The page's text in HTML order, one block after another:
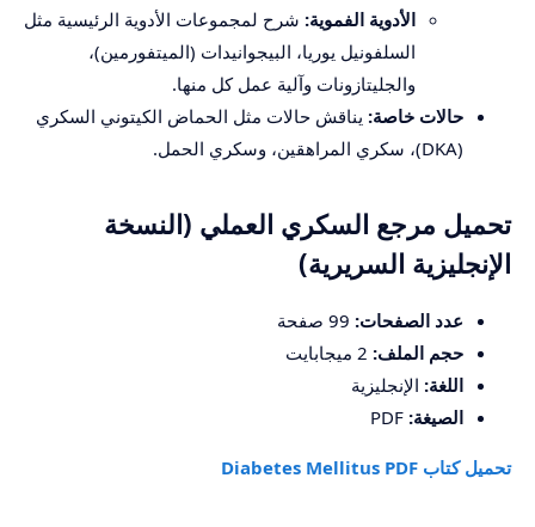
الأدوية الفموية: شرح لمجموعات الأدوية الرئيسية مثل
السلفونيل يوريا، البيجوانيدات (الميتفورمين)،
والجليتازونات وآلية عمل كل منها.
حالات خاصة: يناقش حالات مثل الحماض الكيتوني السكري
(DKA)، سكري المراهقين، وسكري الحمل.
تحميل مرجع السكري العملي (النسخة
الإنجليزية السريرية)
عدد الصفحات:
حجم الملف:
اللغة: الإنجليزية
الصيغة:
تحميل كتاب Diabetes Mellitus PDF